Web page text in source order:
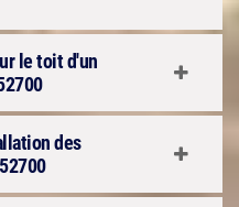
le toit d'un
des